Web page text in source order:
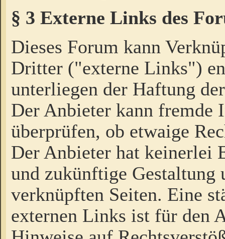
§ 3 Externe Links des
Dieses Forum kann
Dritter ("externe Links")
unterliegen der Haftung
Der Anbieter kann fremde
überprüfen, ob etwaige
Der Anbieter hat keinerlei
und zukünftige Gestaltung
verknüpften Seiten. Eine
externen Links ist für den